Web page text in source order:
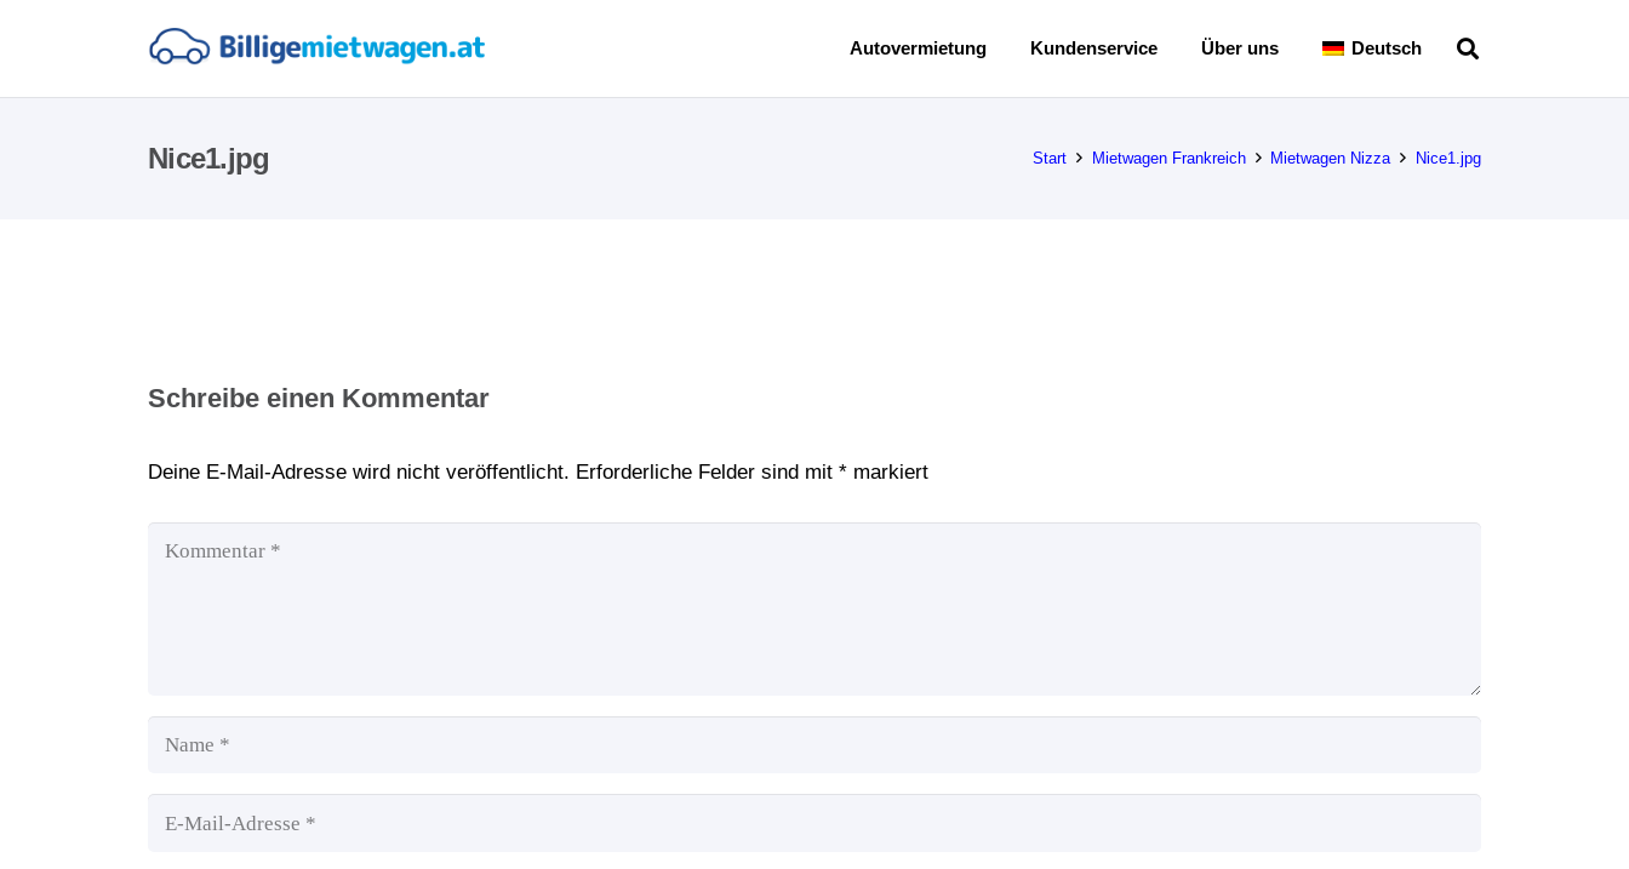
Autovermietung Kundenservice Über uns Deutsch
Nice1.jpg Start Mietwagen Frankreich Mietwagen Nizza Nice1.jpg
Schreibe einen Kommentar
Deine E-Mail-Adresse wird nicht veröffentlicht. Erforderliche Felder sind mit * markiert